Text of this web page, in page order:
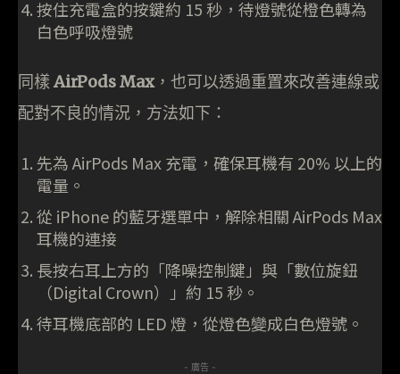
按住充電盒的按鍵約 15 秒，待燈號從橙色轉為
白色呼吸燈號
同樣 AirPods Max，也可以透過重置來改善連線或
配對不良的情況，方法如下：
先為 AirPods Max 充電，確保耳機有 20% 以上的
電量。
從 iPhone 的藍牙選單中，解除相關 AirPods Max
耳機的連接
長按右耳上方的「降噪控制鍵」與「數位旋鈕
（Digital Crown）」約 15 秒。
待耳機底部的 LED 燈，從燈色變成白色燈號。
- 廣告 -